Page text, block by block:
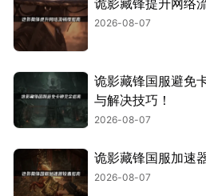
诡影藏锋提升网络
2026-08-07
诡影藏锋国服避免
与解决技巧！
2026-08-07
诡影藏锋国服加速
2026-08-07